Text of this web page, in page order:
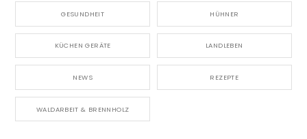
GESUNDHEIT HÜHNER
KÜCHEN GERÄTE LANDLEBEN
NEWS REZEPTE
WALDARBEIT & BRENNHOLZ